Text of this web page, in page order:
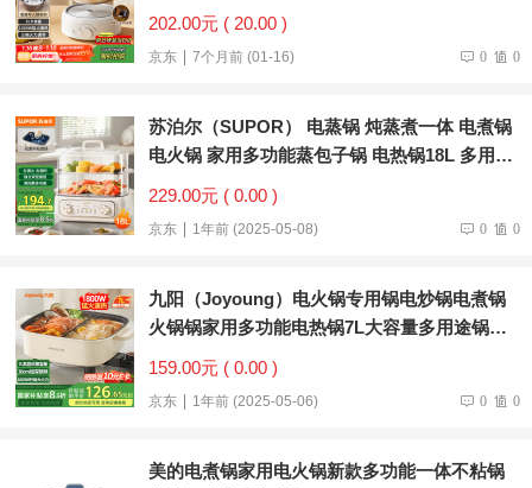
专用锅电热锅DHG-J346
202.00元 ( 20.00 )
京东 7个月前 (01-16) 0 0
苏泊尔（SUPOR） 电蒸锅 炖蒸煮一体 电煮锅
电火锅 家用多功能蒸包子锅 电热锅18L 多用途
锅ZN30FK969
229.00元 ( 0.00 )
京东 1年前 (2025-05-08) 0 0
九阳（Joyoung）电火锅专用锅电炒锅电煮锅
火锅锅家用多功能电热锅7L大容量多用途锅鸳
鸯锅HG70-G191B
159.00元 ( 0.00 )
京东 1年前 (2025-05-06) 0 0
美的电煮锅家用电火锅新款多功能一体不粘锅